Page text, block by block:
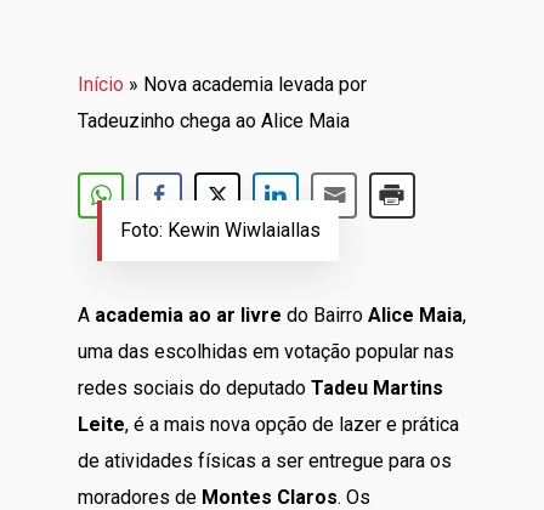
Início » Nova academia levada por
Tadeuzinho chega ao Alice Maia
Foto: Kewin Wiwlaiallas
A academia ao ar livre do Bairro Alice Maia,
uma das escolhidas em votação popular nas
redes sociais do deputado Tadeu Martins
Leite, é a mais nova opção de lazer e prática
de atividades físicas a ser entregue para os
moradores de Montes Claros. Os